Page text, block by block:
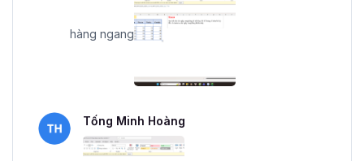
hàng ngang
Tống Minh Hoàng